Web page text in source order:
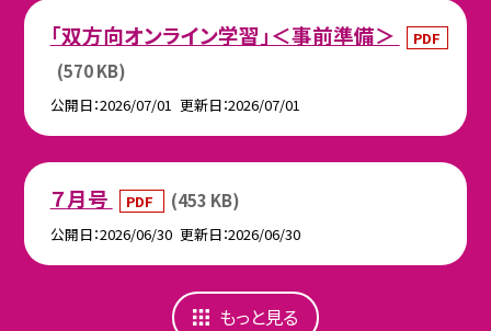
「双方向オンライン学習」＜事前準備＞ PDF
(570 KB)
公開日 2026/07/01 更新日 2026/07/01
７月号 PDF (453 KB)
公開日 2026/06/30 更新日 2026/06/30
もっと見る